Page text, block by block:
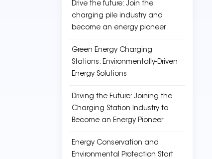
Drive the future: Join the
charging pile industry and
become an energy pioneer
Green Energy Charging
Stations: Environmentally-Driven
Energy Solutions
Driving the Future: Joining the
Charging Station Industry to
Become an Energy Pioneer
Energy Conservation and
Environmental Protection Start